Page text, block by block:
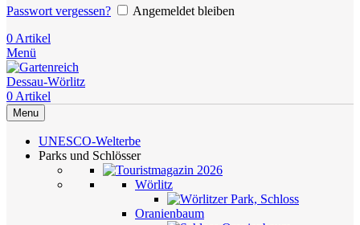
Passwort vergessen?
Angemeldet bleiben
0 Artikel
Menü
0 Artikel
Menu
UNESCO-Welterbe
Parks und Schlösser
Wörlitz
Oranienbaum